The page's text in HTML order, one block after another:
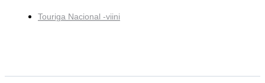
Touriga Nacional -viini